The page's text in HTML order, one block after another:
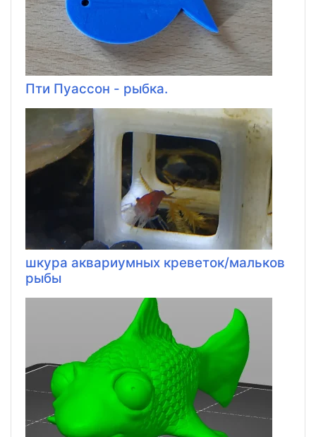
Пти Пуассон - рыбка.
шкура аквариумных креветок/мальков
рыбы